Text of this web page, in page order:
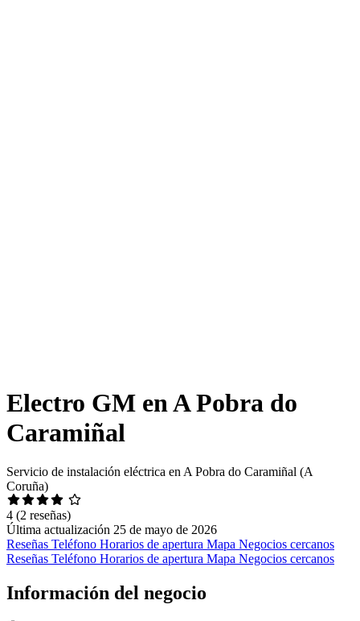
Electro GM en A Pobra do
Caramiñal
Servicio de instalación eléctrica en A Pobra do Caramiñal (A
Coruña)
4 (2 reseñas)
Última actualización 25 de mayo de 2026
Reseñas Teléfono Horarios de apertura Mapa Negocios cercanos
Reseñas Teléfono Horarios de apertura Mapa Negocios cercanos
Información del negocio